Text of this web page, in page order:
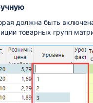
должна быть
товарных групп